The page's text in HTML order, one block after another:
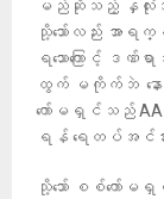
မည်ဆိုသည့် နှလုံးသွ
သို့သော်လည်း အာ
ရသောကြောင့် ဒ
ထွက် မကိုက်ဘဲ နေ
ကော်မရှင်သည်
ရန် ရေတပ်အင်အာ
သို့သော် စစ်ကော်